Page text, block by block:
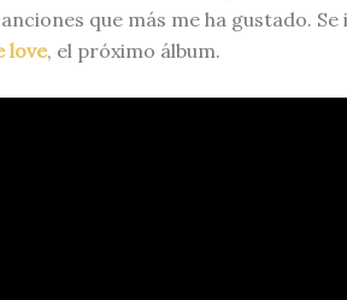
que más me ha gustado.
love, el próximo álbum.